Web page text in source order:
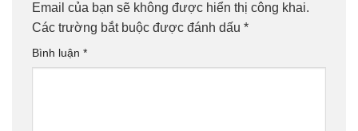
Email của bạn sẽ không được hiển thị công khai.
Các trường bắt buộc được đánh dấu *
Bình luận *